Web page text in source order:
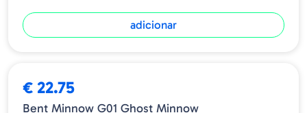
adicionar
€ 22.75
Bent Minnow G01 Ghost Minnow